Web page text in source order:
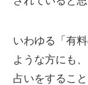
いわゆる「有
ような方にも
占いをするこ